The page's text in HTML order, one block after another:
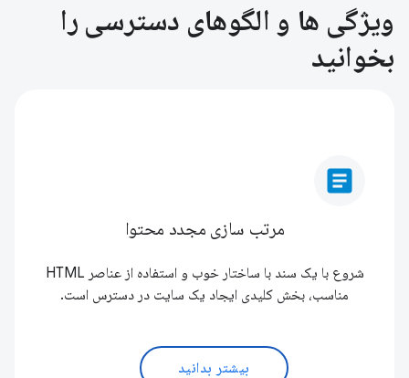
ویژگی ها و الگوهای دسترسی را
بخوانید
article
مرتب سازی مجدد محتوا
شروع با یک سند با ساختار خوب و استفاده از عناصر HTML
مناسب، بخش کلیدی ایجاد یک سایت در دسترس است.
بیشتر بدانید